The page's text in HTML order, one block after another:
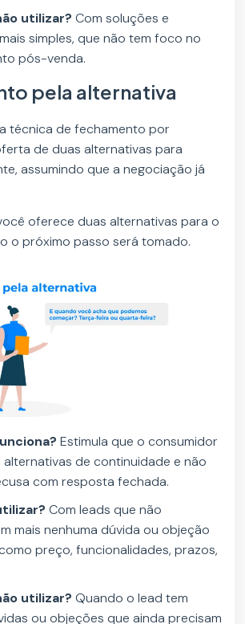
utilizar? Com soluções e
simples, que não tem foco no
pós-venda.
pela alternativa
técnica de fechamento por
de duas alternativas para
assumindo que a negociação já
oferece duas alternativas para o
o próximo passo será tomado.
Estimula que o consumidor
alternativas de continuidade e não
com resposta fechada.
Com leads que não
mais nenhuma dúvida ou objeção
preço, funcionalidades, prazos,
utilizar? Quando o lead tem
ou objeções que ainda precisam